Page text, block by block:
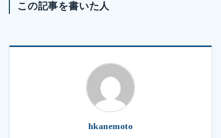
この記事を書いた人
hkanemoto